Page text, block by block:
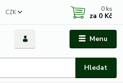
Menu
CZK
Hledat
0 ks
za 0 Kč